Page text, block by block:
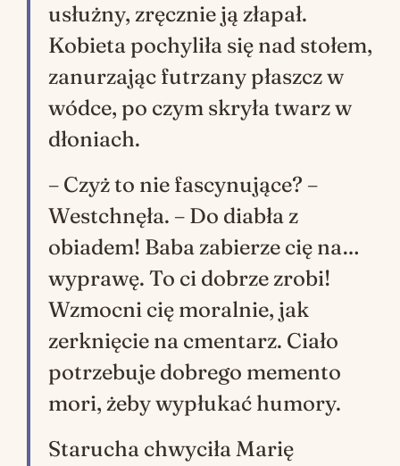
usłużny, zręcznie ją złapał.
Kobieta pochyliła się nad stołem,
zanurzając futrzany płaszcz w
wódce, po czym skryła twarz w
dłoniach.
– Czyż to nie fascynujące? –
Westchnęła. – Do diabła z
obiadem! Baba zabierze cię na…
wyprawę. To ci dobrze zrobi!
Wzmocni cię moralnie, jak
zerknięcie na cmentarz. Ciało
potrzebuje dobrego memento
mori, żeby wypłukać humory.
Starucha chwyciła Marię